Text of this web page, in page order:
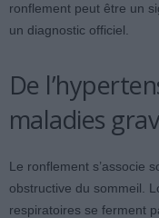
ronflement peut être un
un diagnostic officiel.
De
maladies
Le ronflement s’associe
obstructive du sommeil.
respiratoires se ferment